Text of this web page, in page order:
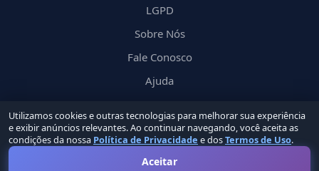
LGPD
Sobre Nós
Fale Conosco
Ajuda
© 2026 Nerdinby Groupin Labs. Todos os direitos reservados.
Utilizamos cookies e outras tecnologias para melhorar sua experiência
e exibir anúncios relevantes. Ao continuar navegando, você aceita as
condições da nossa Política de Privacidade e dosTermos de Uso.
Aceitar